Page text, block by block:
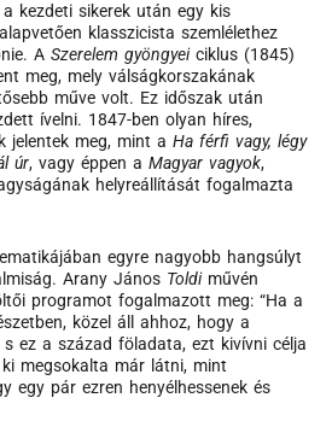
kezdeti sikerek után egy kis
klasszicista szemlélethez
A Szerelem gyöngyeiciklus (1845)
meg, mely válságkorszakának
műve volt. Ez időszak után
ívelni. 1847-ben olyan híres,
jelentek meg, mint a Ha férfi vagy, légy
úr, vagy éppen a Magyar vagyok,
helyreállítását fogalmazta
egyre nagyobb hangsúlyt
Arany János Toldiművén
programot fogalmazott meg: “Ha a
közel áll ahhoz, hogy a
ez a század föladata, ezt kivívni célja
ki megsokalta már látni, mint
egy pár ezren henyélhessenek és